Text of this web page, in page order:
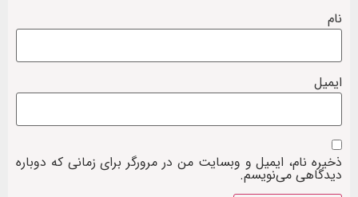
نام
ایمیل
ذخیره نام، ایمیل و وبسایت من در مرورگر برای زمانی که دوباره
دیدگاهی می‌نویسم.